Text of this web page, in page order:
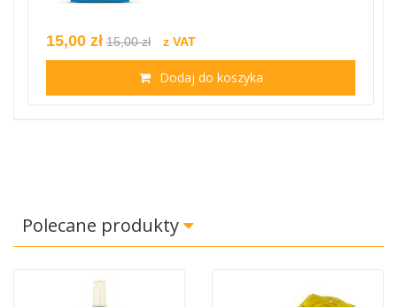
15,00 zł 15,00 zł z VAT
Dodaj do koszyka
Polecane produkty